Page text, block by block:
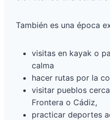
También es una época
visitas en kayak o
calma
hacer rutas por la
visitar pueblos
Frontera o Cádiz,
practicar deportes